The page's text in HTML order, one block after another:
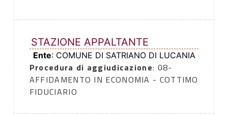
STAZIONE APPALTANTE
Ente: COMUNE DI SATRIANO DI LUCANIA
Procedura di aggiudicazione: 08-
AFFIDAMENTO IN ECONOMIA - COTTIMO
FIDUCIARIO